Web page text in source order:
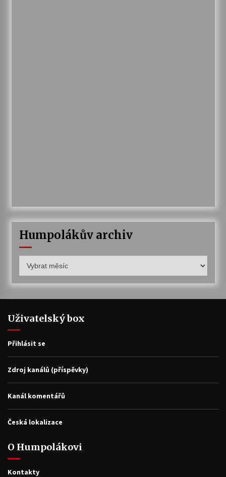
Humpolákův archiv
archiv
Uživatelský box
Přihlásit se
Zdroj kanálů (příspěvky)
Kanál komentářů
Česká lokalizace
O Humpolákovi
Kontakty